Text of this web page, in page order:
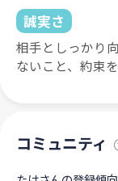
誠実さ
相手としっかり
ないこと、約束
コミュニティ